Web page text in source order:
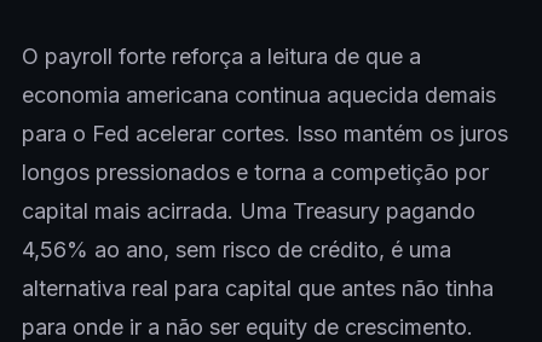
O payroll forte reforça a leitura de que a
economia americana continua aquecida demais
para o Fed acelerar cortes. Isso mantém os juros
longos pressionados e torna a competição por
capital mais acirrada. Uma Treasury pagando
4,56% ao ano, sem risco de crédito, é uma
alternativa real para capital que antes não tinha
para onde ir a não ser equity de crescimento.